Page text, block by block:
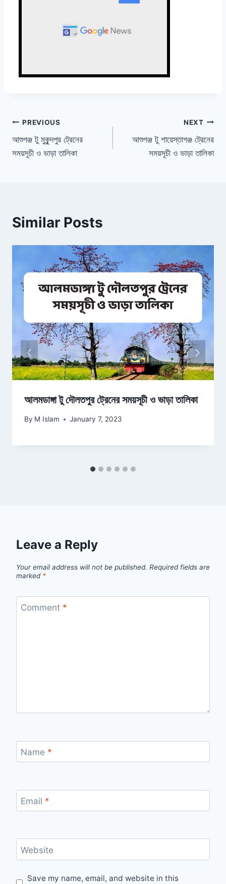
Post
navigation
PREVIOUS
আশুগঞ্জ টু মুকুন্দপুর ট্রেনের
সময়সূচী ও ভাড়া তালিকা
NEXT
আশুগঞ্জ টু শায়েস্তাগঞ্জ ট্রেনের
সময়সূচী ও ভাড়া তালিকা
Similar Posts
আলমডাঙ্গা টু দৌলতপুর ট্রেনের সময়সূচী ও ভাড়া তালিকা
By M Islam January 7, 2023
Leave a Reply
Your email address will not be published. Required fields are
marked *
Comment *
Name *
Email *
Website
Save my name, email, and website in this